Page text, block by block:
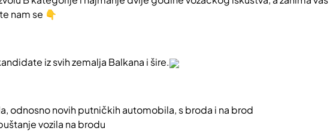
nam se 👇
iz svih zemalja Balkana i šire.
odnosno novih putničkih automobila, s broda i na brod
vozila na brodu